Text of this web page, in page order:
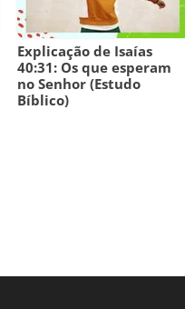
Explicação de Isaías
40:31: Os que esperam
no Senhor (Estudo
Bíblico)